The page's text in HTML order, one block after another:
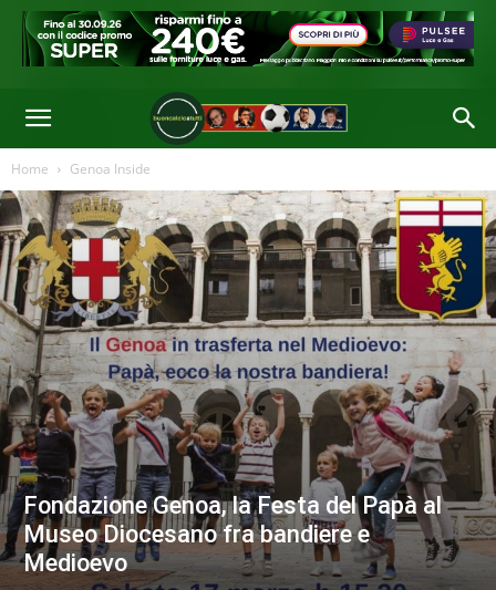
Home Genoa Inside
Fondazione Genoa, la Festa del Papà al
Museo Diocesano fra bandiere e
Medioevo